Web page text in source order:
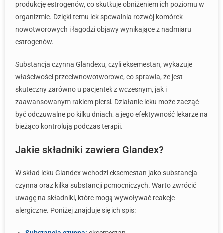
produkcję estrogenów, co skutkuje obniżeniem ich poziomu w
organizmie. Dzięki temu lek spowalnia rozwój komórek
nowotworowych i łagodzi objawy wynikające z nadmiaru
estrogenów.
Substancja czynna Glandexu, czyli eksemestan, wykazuje
właściwości przeciwnowotworowe, co sprawia, że jest
skuteczny zarówno u pacjentek z wczesnym, jak i
zaawansowanym rakiem piersi. Działanie leku może zacząć
być odczuwalne po kilku dniach, a jego efektywność lekarze na
bieżąco kontrolują podczas terapii.
Jakie składniki zawiera Glandex?
W skład leku Glandex wchodzi eksemestan jako substancja
czynna oraz kilka substancji pomocniczych. Warto zwrócić
uwagę na składniki, które mogą wywoływać reakcje
alergiczne. Poniżej znajduje się ich spis: